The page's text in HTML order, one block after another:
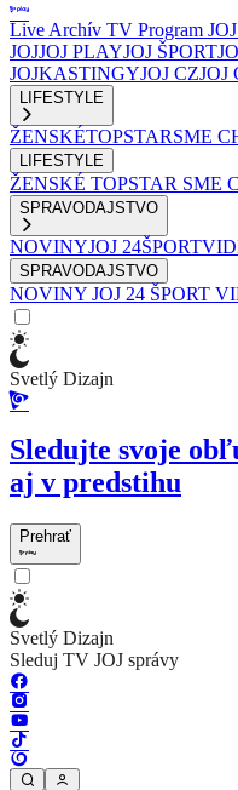
Live Archív TV Program
JOJJOJ PLAYJOJ ŠPORT
JOJKASTINGYJOJ CZJOJ
LIFESTYLE
ŽENSKÉTOPSTARSME
LIFESTYLE
ŽENSKÉ TOPSTAR SME
SPRAVODAJSTVO
NOVINYJOJ 24ŠPORT
SPRAVODAJSTVO
NOVINY JOJ 24 ŠPORT
Svetlý Dizajn
Sledujte svoje
aj v predstihu
Prehrať
Svetlý Dizajn
Sleduj TV JOJ správy